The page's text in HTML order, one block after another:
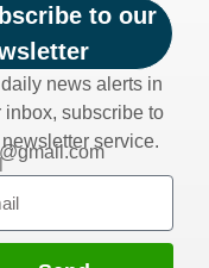
to our
news alerts in
inbox, subscribe to
service.